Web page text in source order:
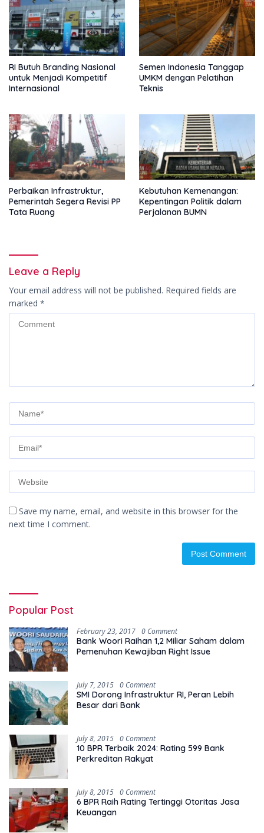
RI Butuh Branding Nasional
untuk Menjadi Kompetitif
Internasional
Semen Indonesia Tanggap
UMKM dengan Pelatihan
Teknis
Perbaikan Infrastruktur,
Pemerintah Segera Revisi PP
Tata Ruang
Kebutuhan Kemenangan:
Kepentingan Politik dalam
Perjalanan BUMN
Leave a Reply
Your email address will not be published. Required fields are
marked *
Save my name, email, and website in this browser for the
next time I comment.
Popular Post
February 23, 2017 0 Comment
Bank Woori Raihan 1,2 Miliar Saham dalam
Pemenuhan Kewajiban Right Issue
July 7, 2015 0 Comment
SMI Dorong Infrastruktur RI, Peran Lebih
Besar dari Bank
July 8, 2015 0 Comment
10 BPR Terbaik 2024: Rating 599 Bank
Perkreditan Rakyat
July 8, 2015 0 Comment
6 BPR Raih Rating Tertinggi Otoritas Jasa
Keuangan